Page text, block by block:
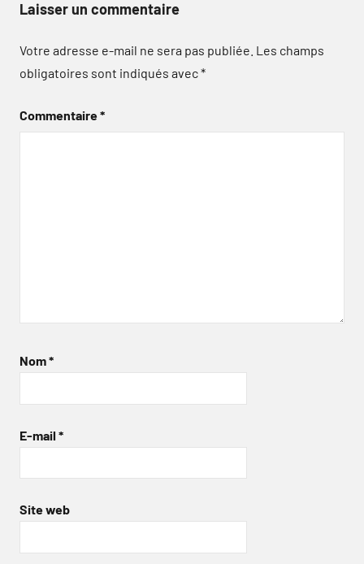
Laisser un commentaire
Votre adresse e-mail ne sera pas publiée. Les champs
obligatoires sont indiqués avec*
Commentaire*
Nom*
E-mail *
Site web